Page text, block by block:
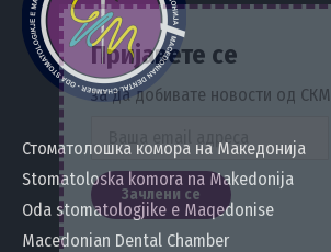
Стоматолошка комора на Македонија
Stomatoloska komora na Makedonija
Oda stomatologjike e Maqedonise
Macedonian Dental Chamber
Пријавете се
за да добивате новости од СКМ